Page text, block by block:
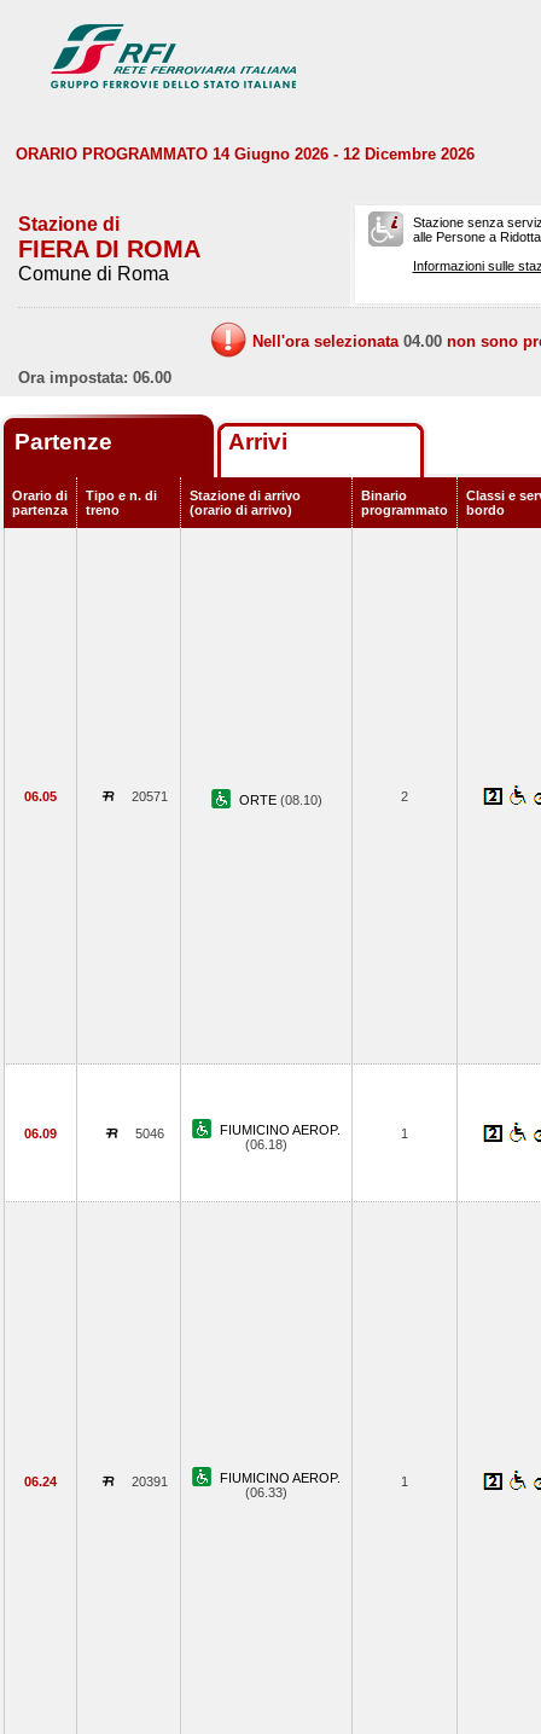
ORARIO PROGRAMMATO 14 Giugno 2026 - 12 Dicembre 2026
Stazione di
FIERA DI ROMA
Comune di Roma
Stazione senza
alle Persone a
Informazioni sulle
Nell'ora selezionata 04.00 non sono
Ora impostata: 06.00
Partenze Arrivi
Orario di
partenza
Tipo e n. di
treno
Stazione di arrivo
(orario di arrivo)
Binario
programmato
Classi e
bordo
06.05 20571 ORTE (08.10) 2
06.09 5046
FIUMICINO AEROP.
(06.18)
1
06.24 20391
FIUMICINO AEROP.
(06.33)
1